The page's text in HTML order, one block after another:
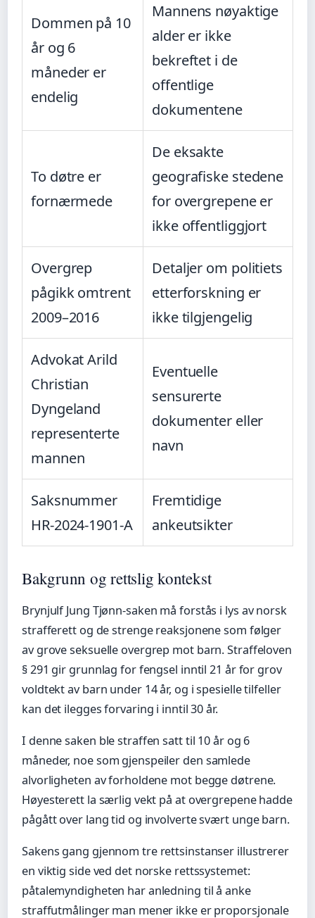
Dommen på 10
år og 6
måneder er
endelig
Mannens nøyaktige
alder er ikke
bekreftet i de
offentlige
dokumentene
To døtre er
fornærmede
De eksakte
geografiske stedene
for overgrepene er
ikke offentliggjort
Overgrep
pågikk omtrent
2009–2016
Detaljer om politiets
etterforskning er
ikke tilgjengelig
Advokat Arild
Christian
Dyngeland
representerte
mannen
Eventuelle
sensurerte
dokumenter eller
navn
Saksnummer
HR-2024-1901-A
Fremtidige
ankeutsikter
Bakgrunn og rettslig kontekst
Brynjulf Jung Tjønn-saken må forstås i lys av norsk
strafferett og de strenge reaksjonene som følger
av grove seksuelle overgrep mot barn. Straffeloven
§ 291 gir grunnlag for fengsel inntil 21 år for grov
voldtekt av barn under 14 år, og i spesielle tilfeller
kan det ilegges forvaring i inntil 30 år.
I denne saken ble straffen satt til 10 år og 6
måneder, noe som gjenspeiler den samlede
alvorligheten av forholdene mot begge døtrene.
Høyesterett la særlig vekt på at overgrepene hadde
pågått over lang tid og involverte svært unge barn.
Sakens gang gjennom tre rettsinstanser illustrerer
en viktig side ved det norske rettssystemet:
påtalemyndigheten har anledning til å anke
straffutmålinger man mener ikke er proporsjonale